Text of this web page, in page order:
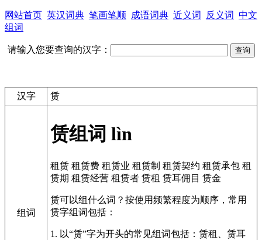
网站首页 英汉词典 笔画笔顺 成语词典 近义词 反义词 中文
组词
请输入您要查询的汉字：
汉字 赁
组词
赁组词 lìn
租赁 租赁费 租赁业 租赁制 租赁契约 租赁承包 租
赁期 租赁经营 租赁者 赁租 赁耳佣目 赁金
赁可以组什么词？按使用频繁程度为顺序，常用
赁字组词包括：
1. 以“赁”字为开头的常见组词包括：赁租、赁耳